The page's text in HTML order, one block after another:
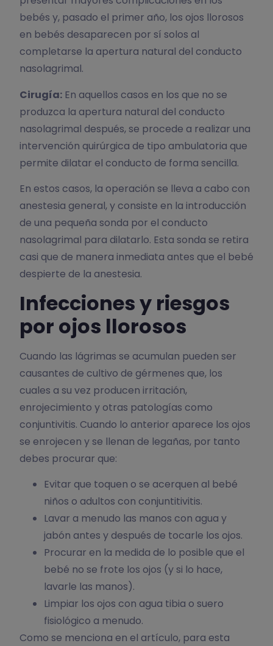
bebés y, pasado el primer año, los ojos llorosos
en bebés desaparecen por sí solos al
completarse la apertura natural del conducto
nasolagrimal.
Cirugía: En aquellos casos en los que no se
produzca la apertura natural del conducto
nasolagrimal después, se procede a realizar una
intervención quirúrgica de tipo ambulatoria que
permite dilatar el conducto de forma sencilla.
En estos casos, la operación se lleva a cabo con
anestesia general, y consiste en la introducción
de una pequeña sonda por el conducto
nasolagrimal para dilatarlo. Esta sonda se retira
casi que de manera inmediata antes que el bebé
despierte de la anestesia.
Infecciones y riesgos
por ojos llorosos
Cuando las lágrimas se acumulan pueden ser
causantes de cultivo de gérmenes que, los
cuales a su vez producen irritación,
enrojecimiento y otras patologías como
conjuntivitis. Cuando lo anterior aparece los ojos
se enrojecen y se llenan de legañas, por tanto
debes procurar que:
Evitar que toquen o se acerquen al bebé
niños o adultos con conjuntitivitis.
Lavar a menudo las manos con agua y
jabón antes y después de tocarle los ojos.
Procurar en la medida de lo posible que el
bebé no se frote los ojos (y si lo hace,
lavarle las manos).
Limpiar los ojos con agua tibia o suero
fisiológico a menudo.
Como se menciona en el artículo, para esta